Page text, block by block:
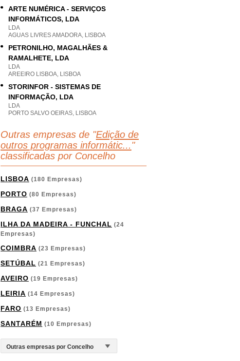
ARTE NUMÉRICA - SERVIÇOS
INFORMÁTICOS, LDA
LDA
AGUAS LIVRES AMADORA, LISBOA
PETRONILHO, MAGALHÃES &
RAMALHETE, LDA
LDA
AREEIRO LISBOA, LISBOA
STORINFOR - SISTEMAS DE
INFORMAÇÃO, LDA
LDA
PORTO SALVO OEIRAS, LISBOA
Outras empresas de "Edição de
outros programas informátic... "
classificadas por Concelho
LISBOA (180 Empresas)
PORTO (80 Empresas)
BRAGA (37 Empresas)
ILHA DA MADEIRA - FUNCHAL (24
Empresas)
COIMBRA (23 Empresas)
SETÚBAL (21 Empresas)
AVEIRO (19 Empresas)
LEIRIA (14 Empresas)
FARO (13 Empresas)
SANTARÉM (10 Empresas)